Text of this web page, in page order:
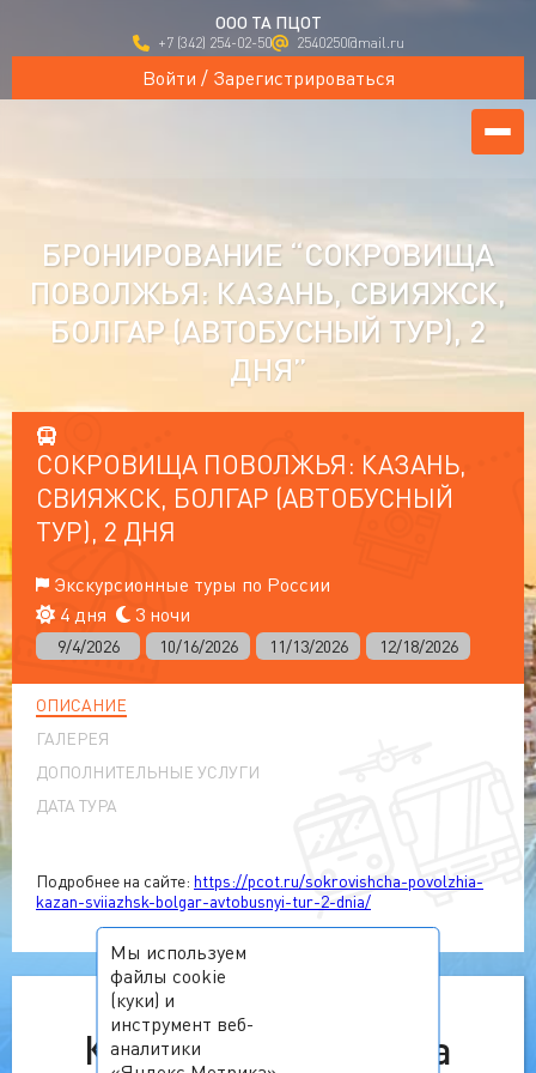
ООО ТА ПЦОТ
+7 (342) 254-02-50 2540250@mail.ru
Войти / Зарегистрироваться
БРОНИРОВАНИЕ “СОКРОВИЩА
ПОВОЛЖЬЯ: КАЗАНЬ, СВИЯЖСК,
БОЛГАР (АВТОБУСНЫЙ ТУР), 2
ДНЯ”
СОКРОВИЩА ПОВОЛЖЬЯ: КАЗАНЬ,
СВИЯЖСК, БОЛГАР (АВТОБУСНЫЙ
ТУР), 2 ДНЯ
Экскурсионные туры по России
4 дня
3 ночи
9/4/2026 10/16/2026 11/13/2026 12/18/2026
ОПИСАНИЕ
ГАЛЕРЕЯ
ДОПОЛНИТЕЛЬНЫЕ УСЛУГИ
ДАТА ТУРА
Подробнее на сайте: https://pcot.ru/sokrovishcha-povolzhia-
kazan-sviiazhsk-bolgar-avtobusnyi-tur-2-dnia/
К сожалению, тур на
Мы используем
файлы cookie
(куки) и
инструмент веб-
аналитики